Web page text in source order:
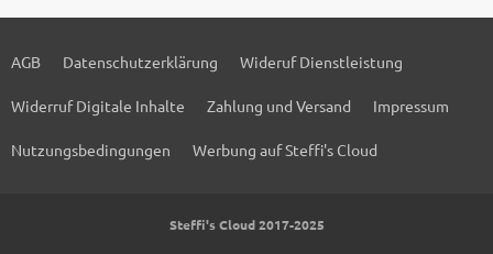
AGB Datenschutzerklärung Wideruf Dienstleistung
Widerruf Digitale Inhalte Zahlung und Versand Impressum
Nutzungsbedingungen Werbung auf Steffi's Cloud
Steffi's Cloud 2017-2025